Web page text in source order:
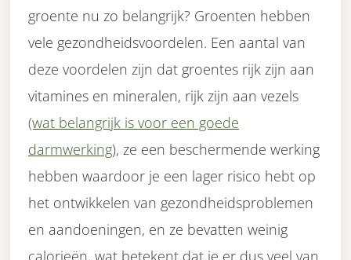
groente nu zo belangrijk? Groenten hebben
vele gezondheidsvoordelen. Een aantal van
deze voordelen zijn dat groentes rijk zijn aan
vitamines en mineralen, rijk zijn aan vezels
(wat belangrijk is voor een goede
darmwerking), ze een beschermende werking
hebben waardoor je een lager risico hebt op
het ontwikkelen van gezondheidsproblemen
en aandoeningen, en ze bevatten weinig
calorieën, wat betekent dat je er dus veel van